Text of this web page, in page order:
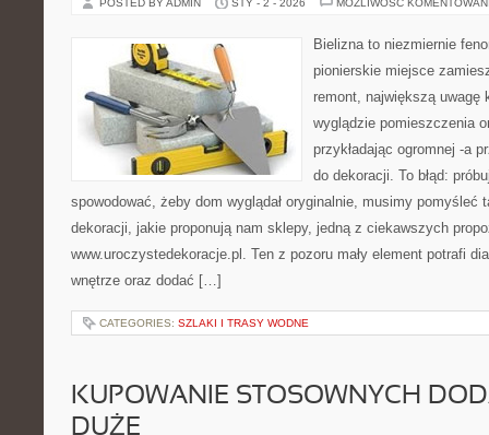
POSTED BY ADMIN STY - 2 - 2026 MOŻLIWOŚĆ
Bielizna to niezmiernie
pionierskie miejsce
remont, największą uwagę
wyglądzie pomieszczenia
przykładając ogromnej -a
do dekoracji. To błąd:
spowodować, żeby dom wyglądał oryginalnie, musimy pomyśleć
dekoracji, jakie proponują nam sklepy, jedną z ciekawszych
www.uroczystedekoracje.pl. Ten z pozoru mały element potrafi
wnętrze oraz dodać […]
CATEGORIES: SZLAKI I TRASY WODNE
KUPOWANIE STOSOWNYCH
DUŻE